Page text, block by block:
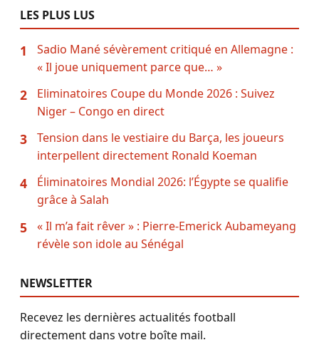
LES PLUS LUS
1
Sadio Mané sévèrement critiqué en Allemagne :
« Il joue uniquement parce que… »
2
Eliminatoires Coupe du Monde 2026 : Suivez
Niger – Congo en direct
3
Tension dans le vestiaire du Barça, les joueurs
interpellent directement Ronald Koeman
4
Éliminatoires Mondial 2026: l’Égypte se qualifie
grâce à Salah
5
« Il m’a fait rêver » : Pierre-Emerick Aubameyang
révèle son idole au Sénégal
NEWSLETTER
Recevez les dernières actualités football
directement dans votre boîte mail.